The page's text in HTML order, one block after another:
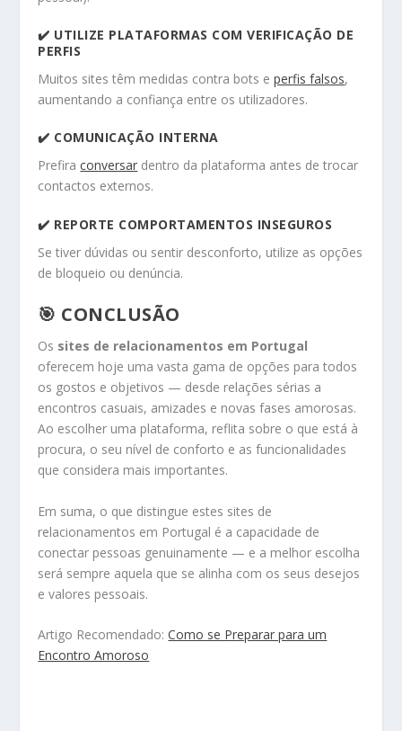
✔️ UTILIZE PLATAFORMAS COM VERIFICAÇÃO DE
PERFIS
Muitos sites têm medidas contra bots eperfis falsos,
aumentando a confiança entre os utilizadores.
✔️ COMUNICAÇÃO INTERNA
Prefiraconversar dentro da plataforma antes de trocar
contactos externos.
✔️ REPORTE COMPORTAMENTOS INSEGUROS
Se tiver dúvidas ou sentir desconforto, utilize as opções
de bloqueio ou denúncia.
🎯 CONCLUSÃO
Os sites de relacionamentos em Portugal
oferecem hoje uma vasta gama de opções para todos
os gostos e objetivos — desde relações sérias a
encontros casuais, amizades e novas fases amorosas.
Ao escolher uma plataforma, reflita sobre o que está à
procura, o seu nível de conforto e as funcionalidades
que considera mais importantes.
Em suma, o que distingue estes sites de
relacionamentos em Portugal é a capacidade de
conectar pessoas genuinamente — e a melhor escolha
será sempre aquela que se alinha com os seus desejos
e valores pessoais.
Artigo Recomendado:Como se Preparar para um
Encontro Amoroso